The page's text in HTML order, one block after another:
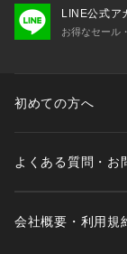
様々なライフスタ
ータルアイテムを
LINE公式ア
お得なセール
初めての方へ
よくある質問・お
会社概要・利用規